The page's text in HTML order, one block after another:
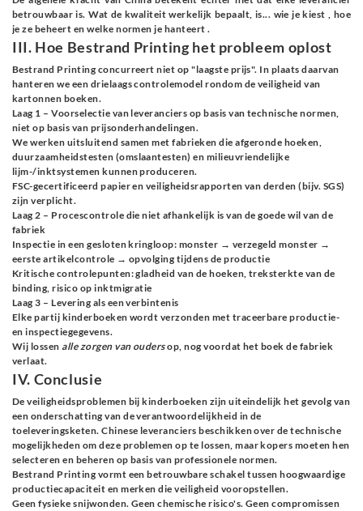
betrouwbaar is. Wat de kwaliteit werkelijk bepaalt, is... wie je kiest , hoe
je ze beheert en welke normen je hanteert .
III. Hoe Bestrand Printing het probleem oplost
Bestrand Printing concurreert niet op "laagste prijs". In plaats daarvan
hanteren we een drielaags controlemodel rondom de veiligheid van
kartonnen boeken.
Laag 1 – Voorselectie van leveranciers op basis van technische normen,
niet op basis van prijsonderhandelingen.
We werken uitsluitend samen met fabrieken die afgeronde hoeken,
duurzaamheidstesten (omslaantesten) en milieuvriendelijke
lijm-/inktsystemen kunnen produceren.
FSC-gecertificeerd papier en veiligheidsrapporten van derden (bijv. SGS)
zijn verplicht.
Laag 2 – Procescontrole die niet afhankelijk is van de goede wil van de
fabriek
Inspectie in een gesloten kringloop: monster → verzegeld monster →
eerste artikelcontrole → opvolging tijdens de productie
Kritische controlepunten: gladheid van de hoeken, treksterkte van de
binding, risico op inktmigratie
Laag 3 – Levering als een verbintenis
Elke partij kinderboeken wordt verzonden met traceerbare productie-
en inspectiegegevens.
Wij lossen alle zorgen van oudersop, nog voordat het boek de fabriek
verlaat.
IV. Conclusie
De veiligheidsproblemen bij kinderboeken zijn uiteindelijk het gevolg van
een onderschatting van de verantwoordelijkheid in de
toeleveringsketen. Chinese leveranciers beschikken over de technische
mogelijkheden om deze problemen op te lossen, maar kopers moeten hen
selecteren en beheren op basis van professionele normen.
Bestrand Printing vormt een betrouwbare schakel tussen hoogwaardige
productiecapaciteit en merken die veiligheid vooropstellen.
Geen fysieke snijwonden. Geen chemische risico's. Geen compromissen